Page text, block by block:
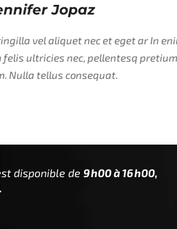
Jopaz
vel aliquet nec et eget ar In enim
ultricies nec, pellentesq pretium
tellus consequat.
disponible de 9h00 à 16h00,